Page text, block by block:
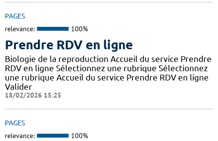
PAGES
relevance: 100%
Prendre RDV en ligne
Biologie de la reproduction Accueil du service Prendre
RDV en ligne Sélectionnez une rubrique Sélectionnez
une rubrique Accueil du service Prendre RDV en ligne
Valider
18/02/2026 15:25
PAGES
relevance: 100%